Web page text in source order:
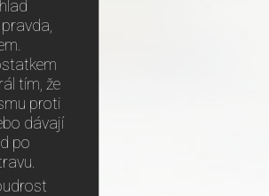
tím, že
proti
dávají
po